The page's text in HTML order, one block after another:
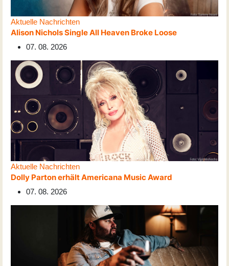
Aktuelle Nachrichten
Alison Nichols Single All Heaven Broke Loose
07. 08. 2026
Aktuelle Nachrichten
Dolly Parton erhält Americana Music Award
07. 08. 2026